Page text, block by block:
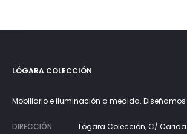
LÓGARA COLECCIÓN
Mobiliario e iluminación a medida.
DIRECCIÓN
Lógara Colección, C/